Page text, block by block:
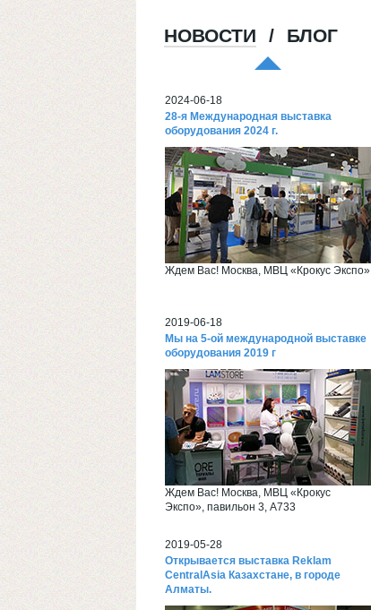
НОВОСТИ / БЛОГ
Хорошая пленка для ламинации, для
хороших клиентов!
2024-06-18
28-я Международная выставка
оборудования 2024 г.
Ждем Вас! Москва, МВЦ «Крокус Экспо»
2019-06-18
Мы на 5-ой международной выставке
оборудования 2019 г
Ждем Вас! Москва, МВЦ «Крокус
Экспо», павильон 3, А733
2019-05-28
Открывается выставка Reklam
CentralAsia Казахстане, в городе
Алматы.